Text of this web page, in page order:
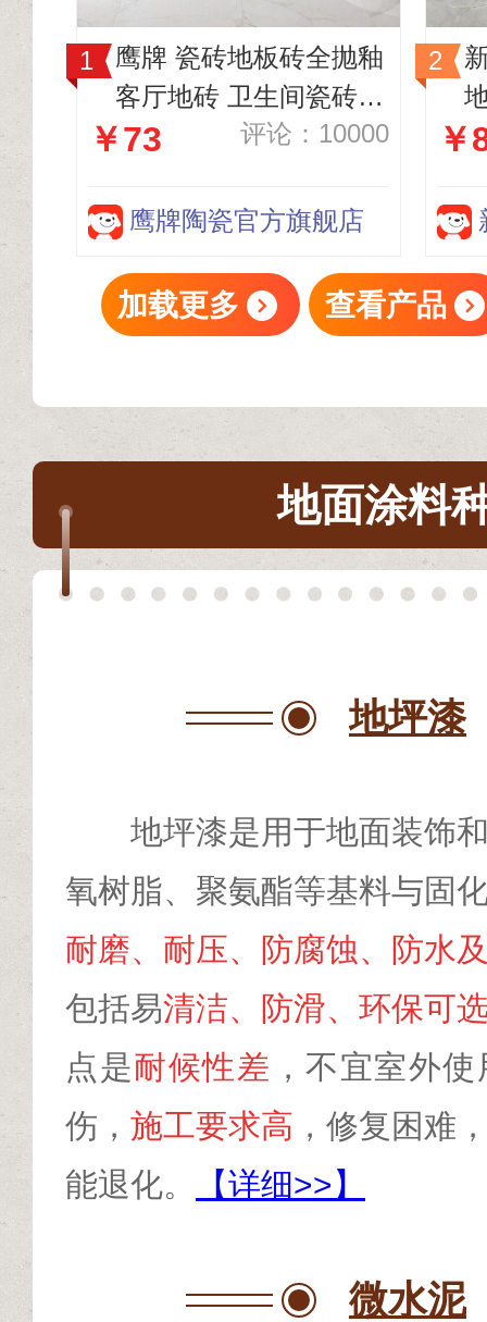
鹰牌 瓷砖地板砖全抛釉
客厅地砖 卫生间瓷砖80
0*800卡拉拉白
￥73 评论：10000
鹰牌陶瓷官方旗舰店
￥
加载更多 查看产品
地面涂料
地坪漆
地坪漆是用于地面装饰
氧树脂、聚氨酯等基料与固
耐磨、耐压、防腐蚀、防水
包括易清洁、防滑、环保可
点是耐候性差 ，不宜室外
伤， 施工要求高 ，修复困难
能退化。
【详细>>】
微水泥